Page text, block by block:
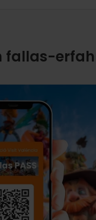
fallas-